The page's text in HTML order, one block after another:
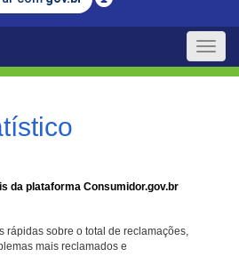
Legislação
Toggle
da plataforma Consumidor.gov.br
rápidas sobre o total de reclamações,
mais reclamados e